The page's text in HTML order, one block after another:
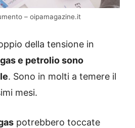
– oipamagazine.it
della tensione in
e petrolio sono
. Sono in molti a temere il
mesi.
potrebbero toccate